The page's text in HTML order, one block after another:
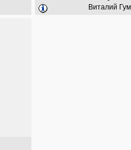
Виталий